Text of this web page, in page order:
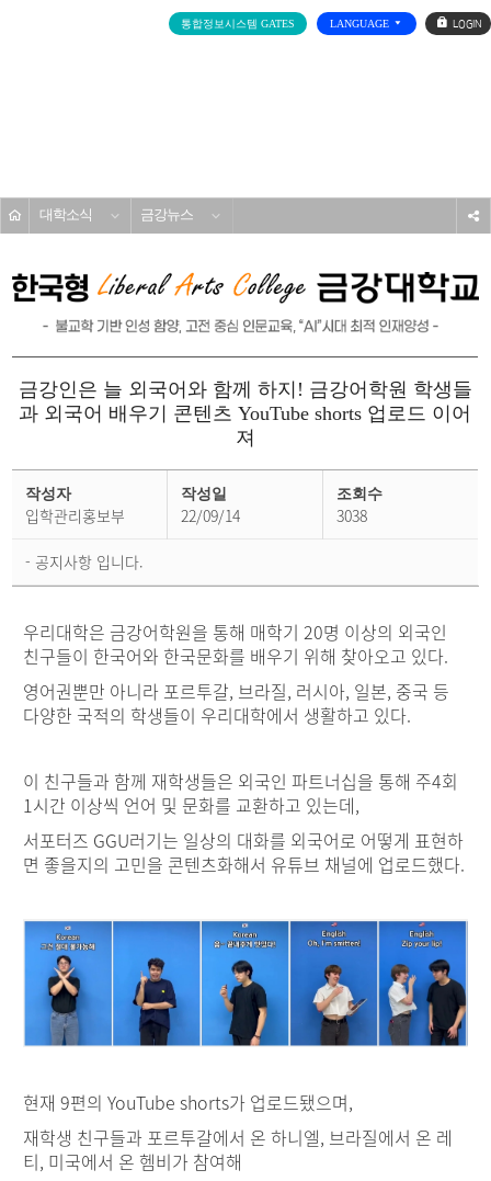
통합정보시스템 GATES LANGUAGE
로
그
대학소식 금강뉴스
금
이
금강인은 늘 외국어와 함께 하지! 금강어학원 학생들
과 외국어 배우기 콘텐츠 YouTube shorts 업로드 이어
져
작성자
입학관리홍보부
작성일
22/09/14
조회수
3038
- 공지사항 입니다.
우리대학은 금강어학원을 통해 매학기 20명 이상의 외국인
친구들이 한국어와 한국문화를 배우기 위해 찾아오고 있다.
영어권뿐만 아니라 포르투갈, 브라질, 러시아, 일본, 중국 등
다양한 국적의 학생들이 우리대학에서 생활하고 있다.
이 친구들과 함께 재학생들은 외국인 파트너십을 통해 주4회
1시간 이상씩 언어 및 문화를 교환하고 있는데,
서포터즈 GGU러기는 일상의 대화를 외국어로 어떻게 표현하
면 좋을지의 고민을 콘텐츠화해서 유튜브 채널에 업로드했다.
현재 9편의 YouTube shorts가 업로드됐으며,
재학생 친구들과 포르투갈에서 온 하니엘, 브라질에서 온 레
티, 미국에서 온 헴비가 참여해